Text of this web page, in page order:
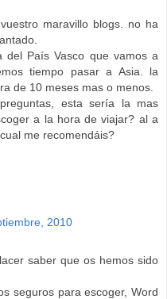
maravillo blogs. no ha
del País Vasco que vamos a
tiempo pasar a Asia. la
de 10 meses mas o menos.
esta sería la mas
a la hora de viajar? al a
me recomendáis?
2010
saber que os hemos sido
seguros para escoger, Word